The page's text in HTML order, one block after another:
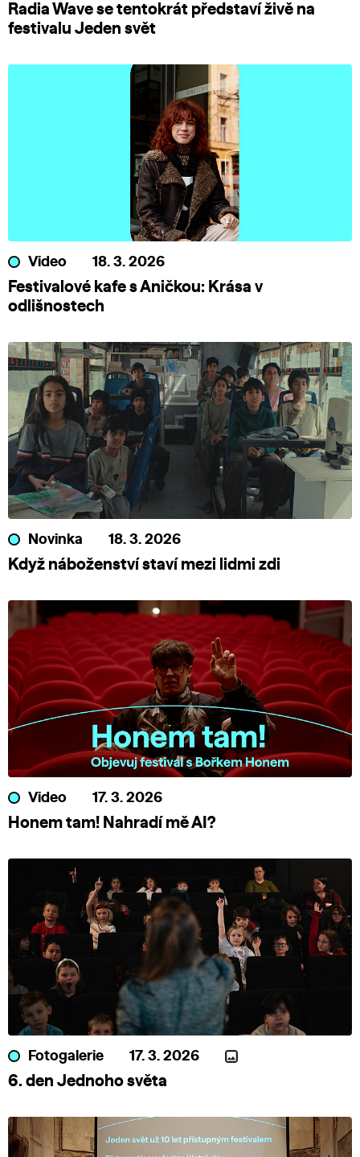
Radia Wave se tentokrát představí živě na
festivalu Jeden svět
Video 18. 3. 2026
Festivalové kafe s Aničkou: Krása v
odlišnostech
Novinka 18. 3. 2026
Když náboženství staví mezi lidmi zdi
Video 17. 3. 2026
Honem tam! Nahradí mě AI?
Fotogalerie 17. 3. 2026
6. den Jednoho světa